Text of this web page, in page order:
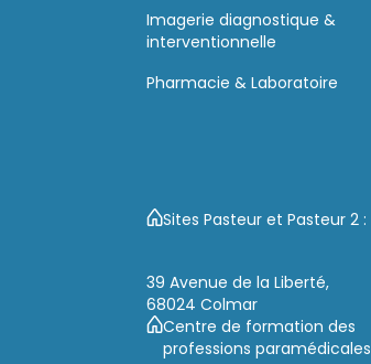
Imagerie diagnostique &
interventionnelle
Pharmacie & Laboratoire
Sites Pasteur et Pasteur 2 :
39 Avenue de la Liberté,
68024 Colmar
Centre de formation des
professions paramédicales